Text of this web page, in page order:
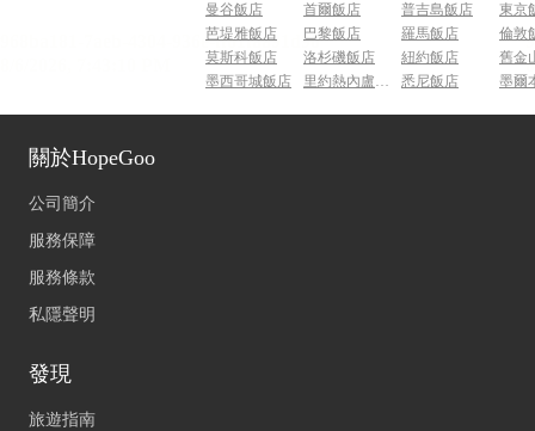
曼谷飯店 首爾飯店 普吉島飯店
東京
芭堤雅飯店
巴黎飯店 羅馬飯店
倫敦
莫斯科飯店
洛杉磯飯店 紐約飯店
舊金
墨西哥城飯店
里約熱內盧飯店 悉尼飯店 墨爾
關於HopeGoo
公司簡介
服務保障
服務條款
私隱聲明
發現
旅遊指南